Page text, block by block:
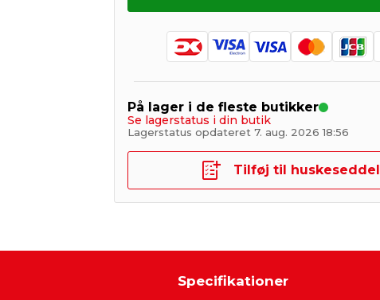
På lager i de fleste butikker
Se lagerstatus i din butik
Lagerstatus opdateret 7. aug. 2026 18:56
Tilføj til huskeseddel
Specifikationer